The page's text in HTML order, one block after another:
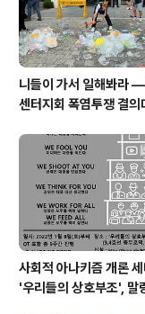
그리고 섬뜩하게 뻗은 골..
니들이 가서 일해봐라
센터지회 폭염투쟁 결의
사회적 아나키즘 개론
'우리들의 상호부조', 말